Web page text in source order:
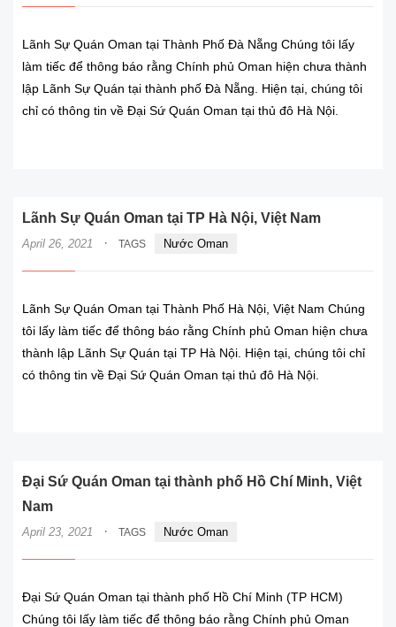
Lãnh Sự Quán Oman tại Thành Phố Đà Nẵng Chúng tôi lấy
làm tiếc để thông báo rằng Chính phủ Oman hiện chưa thành
lập Lãnh Sự Quán tại thành phố Đà Nẵng. Hiện tại, chúng tôi
chỉ có thông tin về Đại Sứ Quán Oman tại thủ đô Hà Nội.
Lãnh Sự Quán Oman tại TP Hà Nội, Việt Nam
April 26, 2021 · TAGS Nước Oman
Lãnh Sự Quán Oman tại Thành Phố Hà Nội, Việt Nam Chúng
tôi lấy làm tiếc để thông báo rằng Chính phủ Oman hiện chưa
thành lập Lãnh Sự Quán tại TP Hà Nội. Hiện tại, chúng tôi chỉ
có thông tin về Đại Sứ Quán Oman tại thủ đô Hà Nội.
Đại Sứ Quán Oman tại thành phố Hồ Chí Minh, Việt
Nam
April 23, 2021 · TAGS Nước Oman
Đại Sứ Quán Oman tại thành phố Hồ Chí Minh (TP HCM)
Chúng tôi lấy làm tiếc để thông báo rằng Chính phủ Oman